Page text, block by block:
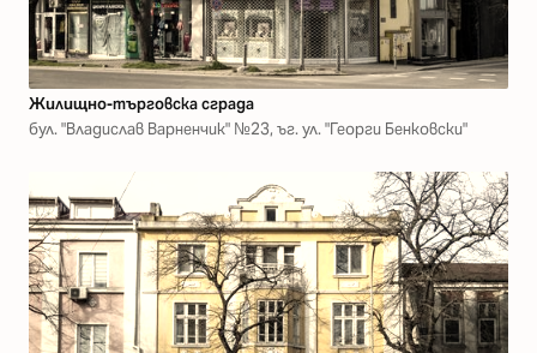
Жилищно-търговска сграда
бул. "Владислав Варненчик" №23, ъг. ул. "Георги Бенковски"